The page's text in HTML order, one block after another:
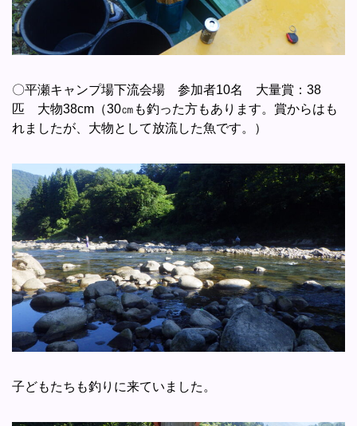
〇平瀬キャンプ場下流会場 参加者10名 大量賞：38
匹 大物38cm（30㎝も釣った方もあります。賞からはも
れましたが、大物として放流した魚です。）
子どもたちも釣りに来ていました。